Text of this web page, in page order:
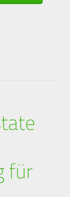
für